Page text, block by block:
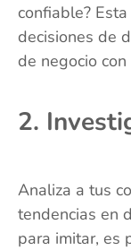
confiable?
decisiones de
de negocio
2.
Analiza a tus
tendencias en
para imitar, es